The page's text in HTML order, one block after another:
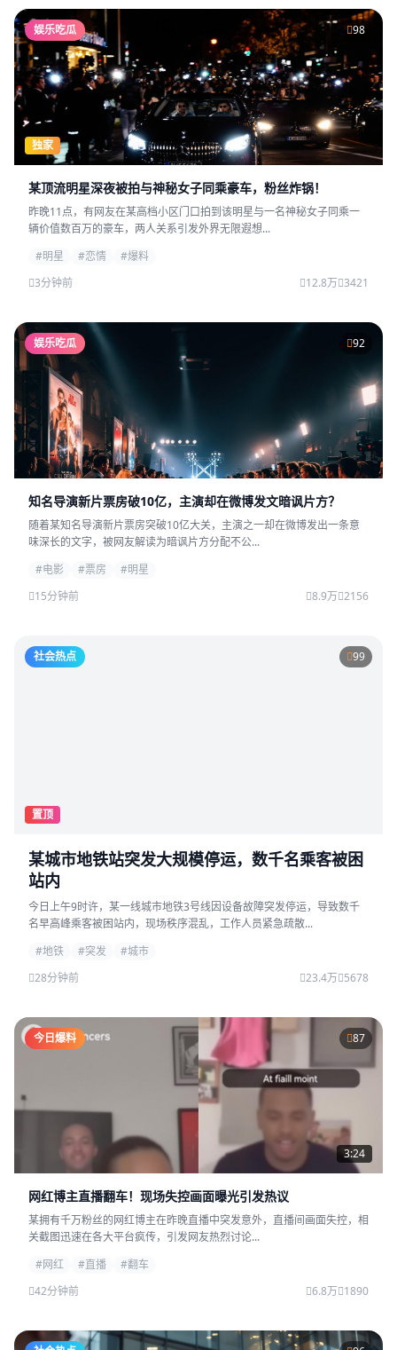
娱乐吃瓜 98
独家
某顶流明星深夜被拍与神秘女子同乘豪车，粉丝炸锅！
昨晚11点，有网友在某高档小区门口拍到该明星与一名神秘女子同乘一
辆价值数百万的豪车，两人关系引发外界无限遐想...
#明星
#恋情
#爆料
3分钟前
12.8万 3421
娱乐吃瓜 92
知名导演新片票房破10亿，主演却在微博发文暗讽片方？
随着某知名导演新片票房突破10亿大关，主演之一却在微博发出一条意
味深长的文字，被网友解读为暗讽片方分配不公...
#电影
#票房
#明星
15分钟前
8.9万 2156
社会热点 99
置顶
某城市地铁站突发大规模停运，数千名乘客被困
站内
今日上午9时许，某一线城市地铁3号线因设备故障突发停运，导致数千
名早高峰乘客被困站内，现场秩序混乱，工作人员紧急疏散...
#地铁
#突发
#城市
28分钟前
23.4万 5678
今日爆料 87
3:24
网红博主直播翻车！现场失控画面曝光引发热议
某拥有千万粉丝的网红博主在昨晚直播中突发意外，直播间画面失控，相
关截图迅速在各大平台疯传，引发网友热烈讨论...
#网红
#直播
#翻车
42分钟前
6.8万 1890